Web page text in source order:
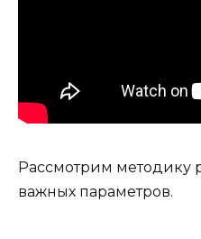
Рассмотрим методику
важных параметров.